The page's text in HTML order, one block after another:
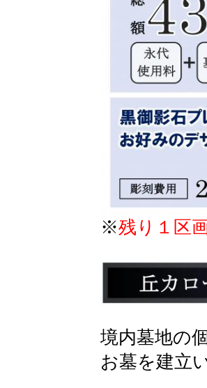
※残り１区
境内墓地の
お墓を建立